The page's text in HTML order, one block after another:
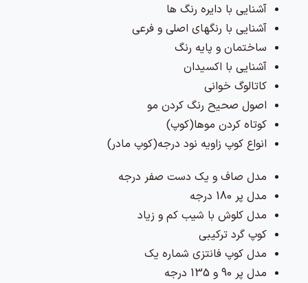
آشنایی با دایره رنگ ها
آشنایی با رنگهای اصلی و فرعی
ساختمان و پایه رنگ
آشنایی با اکسیدان
کاتالوگ خوانی
اصول صحیح رنگ کردن مو
کوتاه کردن موها(کوپ)
انواع کوپ زاویه نود درجه(کوپ مادر)
مدل صاف و یک دست صفر درجه
مدل پر 180 درجه
مدل کلوش با شیب کم و زیاد
کوپ گرد ترکیبی
مدل کوپ فانتزی شماره یک
مدل پر 90 و 135 درجه